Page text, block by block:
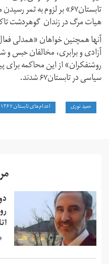
تابستان۶۷» بر لزوم به
هيات مرگ در زندان گوهردشت
آنها همچنین خواهان «همدلی
آزادی و برابری، مخالفان حبس و
روشنفکران» از این محاکمه برای
سياسی در تابستان۶۷ شدند.
حمید نوری اعدام‌های تابستان ۱۳۶۷